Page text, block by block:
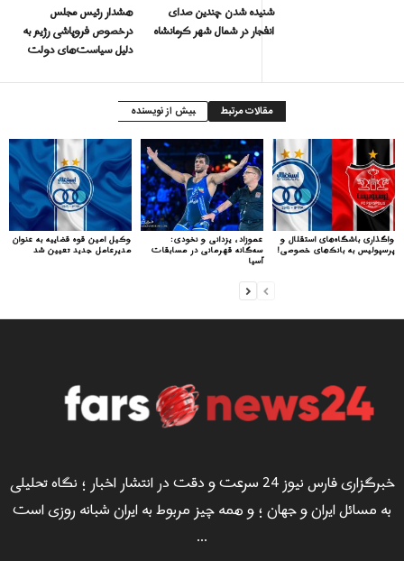
هشدار رئیس مجلس
درخصوص فروپاشی رژیم به
دلیل سیاست‌های دولت
شنیده شدن چندین صدای
انفجار در شمال شهر کرمانشاه
مقالات مرتبط بیش از نویسنده
وکیل امین قوه قضاییه به عنوان
مدیرعامل جدید تعیین شد
عموزاد، یزدانی و نخودی:
سه‌گانه قهرمانی در مسابقات
آسیا
واگذاری باشگاه‌های استقلال و
پرسپولیس به بانک‌های خصوصی!
خبرگزاری فارس نیوز 24 سرعت و دقت در انتشار اخبار ؛ نگاه تحلیلی
به مسائل ایران و جهان ؛ و همه چیز مربوط به ایران شبانه روزی است
...